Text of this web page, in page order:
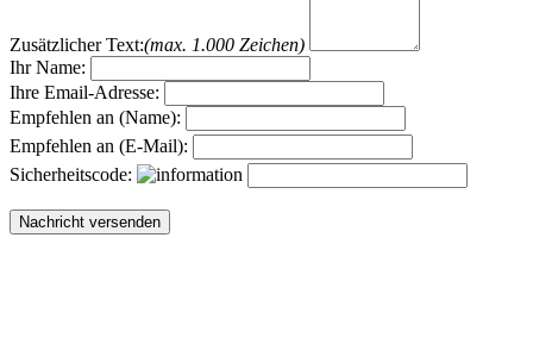
Zusätzlicher Text:(max. 1.000 Zeichen)
Ihr Name:
Ihre Email-Adresse:
Empfehlen an (Name):
Empfehlen an (E-Mail):
Sicherheitscode: